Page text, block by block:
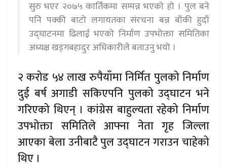
सुरु भएर २०७५ कार्तिकमा सम्पन्न भएको हो । पुल बने
पनि पक्की बाटो लगायतका संरचना बन्न बाँकी हुदाँ
उद्घाटनमा ढिलाई भएको निर्माण उपभोक्ता समितिका
अध्यक्ष खड्गबहादुर अधिकारीले बताउनु भयो ।
२ करोड ५४ लाख रुपैयाँमा निर्मित पुलको निर्माण
दुई बर्ष अगाडी सकिएपनि पुलको उद्घाटन भने
गरिएको थिएन् । कांग्रेस बाहुल्यता रहेको निर्माण
उपभोक्ता समितिले आफ्ना नेता गृह जिल्ला
आएका बेला उनीबाटै पुल उद्घाटन गराउन चाहेको
थिए ।